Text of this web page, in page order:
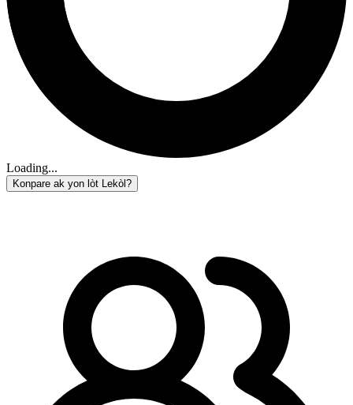
Loading...
Konpare ak yon lòt Lekòl?